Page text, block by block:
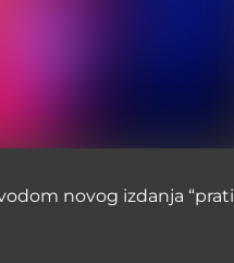
novog izdanja